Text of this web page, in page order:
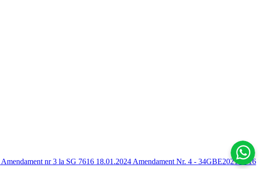
Amendament nr 3 la SG 7616 18.01.2024 Amendament Nr. 4 - 34GBE2021-7616